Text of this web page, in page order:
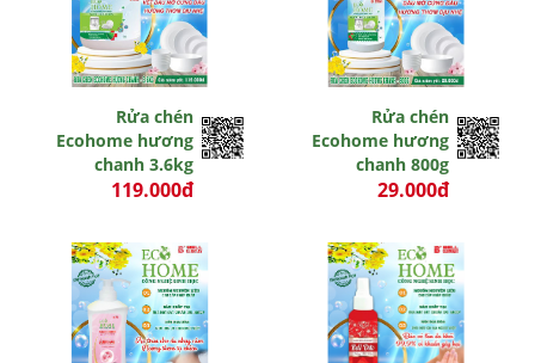
Rửa chén
Ecohome hương
chanh 3.6kg
119.000đ
Rửa chén
Ecohome hương
chanh 800g
29.000đ